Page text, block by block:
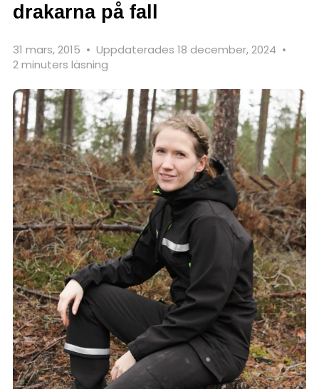
drakarna på fall
31 mars, 2015 • Uppdaterades 18 december, 2024 •
2 minuters läsning